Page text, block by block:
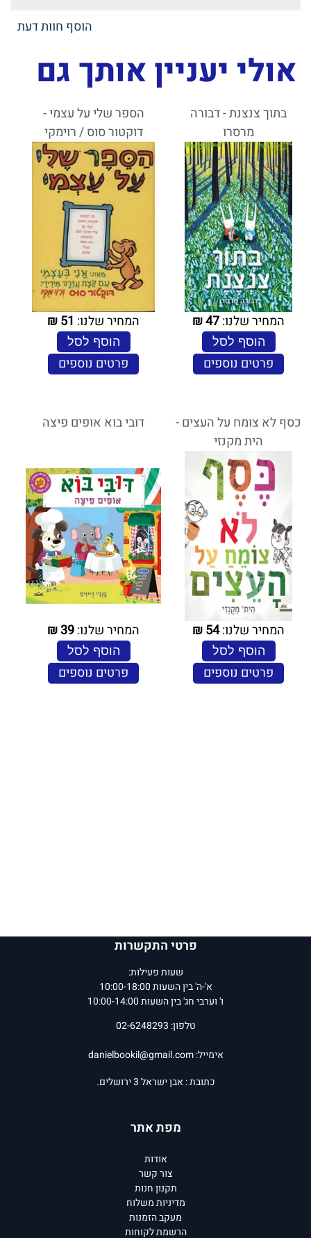
הוסף חוות דעת
אולי יעניין אותך גם
בתוך צנצנת - דבורה
מרסרו
המחיר שלנו:47
₪
הוסף לסל
פרטים נוספים
הספר שלי על עצמי -
דוקטור סוס / רוימקי
המחיר שלנו: 51
₪
הוסף לסל
פרטים נוספים
כסף לא צומח על העצים -
הית מקנזי
המחיר שלנו:54
₪
הוסף לסל
פרטים נוספים
דובי בוא אופים פיצה
המחיר שלנו:39
₪
הוסף לסל
פרטים נוספים
פרטי התקשרות
שעות פעילות:
א'-ה' בין השעות 10:00-18:00
ו' וערבי חג' בין השעות 10:00-14:00
טלפון: 02-6248293
אימייל:danielbookil@gmail.com
כתובת : אבן ישראל 3 ירושלים.
מפת אתר
אודות
צור קשר
תקנון חנות
מדיניות משלוח
מעקב הזמנות
הרשמת לקוחות